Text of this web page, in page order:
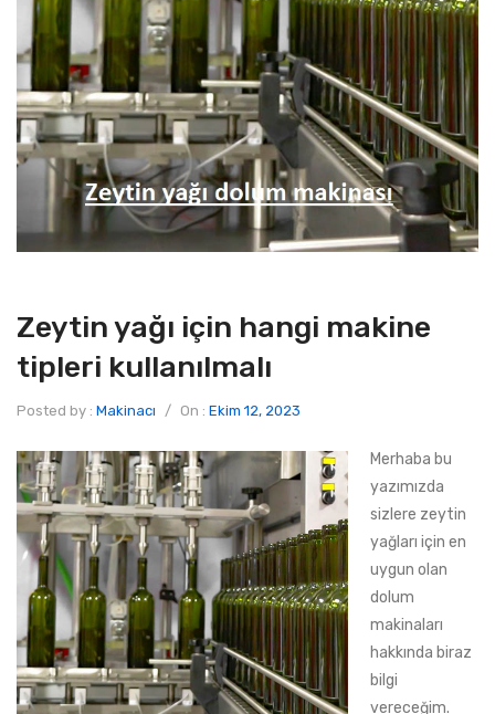
Zeytin yağı için hangi makine
tipleri kullanılmalı
Posted by : Makinacı / On : Ekim 12, 2023
Merhaba bu
yazımızda
sizlere zeytin
yağları için en
uygun olan
dolum
makinaları
hakkında biraz
bilgi
vereceğim.